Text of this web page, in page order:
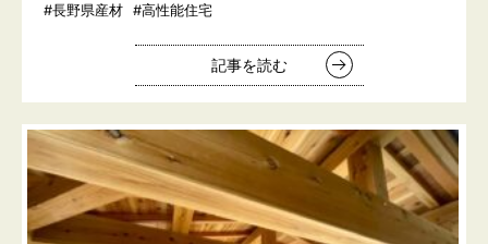
#長野県産材 #高性能住宅
記事を読む